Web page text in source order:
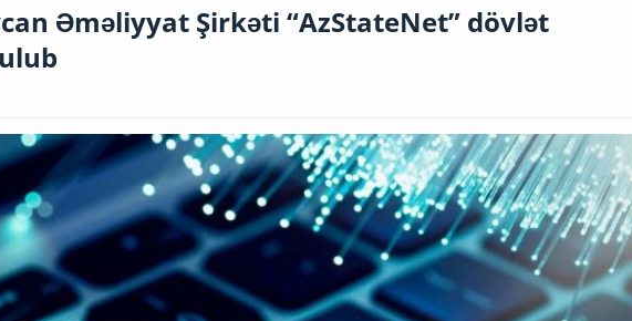
Əməliyyat Şirkəti “AzStateNet” dövlət